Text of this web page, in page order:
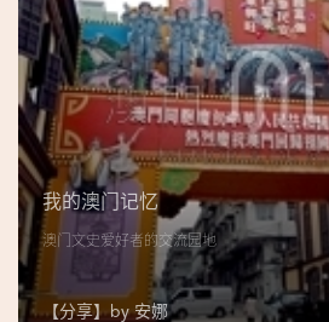
门
搜
索
古
地
图
我的澳门记忆
澳门文史爱好者的交流园地
【分享】by安娜